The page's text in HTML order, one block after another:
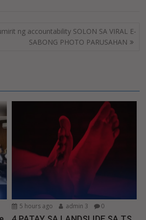
ng accountability SOLON SA VIRAL E-
SABONG PHOTO PARUSAHAN
5 hours ago admin 3 0